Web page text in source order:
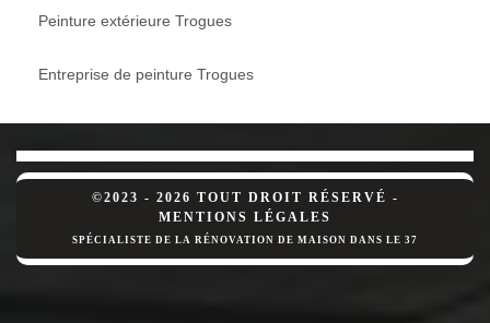
Peinture extérieure Trogues
Entreprise de peinture Trogues
©2023 - 2026 TOUT DROIT RÉSERVÉ -
MENTIONS LÉGALES
SPÉCIALISTE DE LA RÉNOVATION DE MAISON DANS LE 37